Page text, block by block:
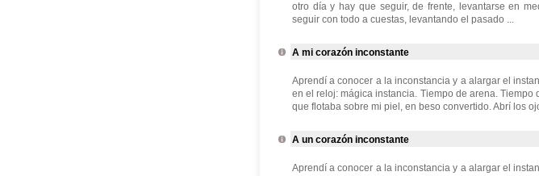
otro día y hay que seguir, de frente, levantarse en
seguir con todo a cuestas, levantando el pasado ...
A mi corazón inconstante
Aprendí a conocer a la inconstancia y a alargar el
en el reloj: mágica instancia. Tiempo de arena.
que flotaba sobre mi piel, en beso convertido. Abrí los
A un corazón inconstante
Aprendí a conocer a la inconstancia y a alargar el